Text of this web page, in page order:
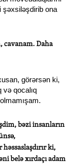
şəxsiləşdirib ona
cavanam. Daha
görərsən ki,
və qocalıq
bəzi insanların
ki,
belə xırdaçı adam